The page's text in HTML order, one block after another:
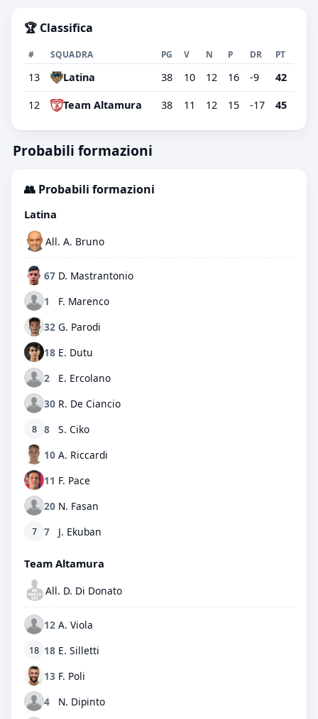
🏆 Classifica
# SQUADRA PG V N P DR PT
13 Latina 38 10 12 16 -9 42
12 Team Altamura 38 11 12 15 -17 45
Probabili formazioni
👥 Probabili formazioni
Latina
All. A. Bruno
67 D. Mastrantonio
1
F. Marenco
32 G. Parodi
18 E. Dutu
2
E. Ercolano
30 R. De Ciancio
8 8
S. Ciko
10 A. Riccardi
11 F. Pace
20 N. Fasan
7 7 J. Ekuban
Team Altamura
All. D. Di Donato
12 A. Viola
18 18 E. Silletti
13 F. Poli
4
N. Dipinto